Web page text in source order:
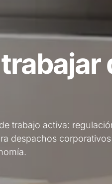
trabajo activa:
despachos